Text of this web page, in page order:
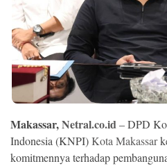
Ekonomi
Memori
Makassar,Netral.co.id– DPD
Indonesia (KNPI)Kota Makassar
komitmennya terhadap